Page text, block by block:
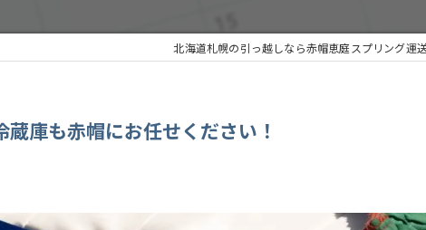
北海道札幌の引っ越しなら赤帽恵庭スプリング運
庫も赤帽にお任せください！